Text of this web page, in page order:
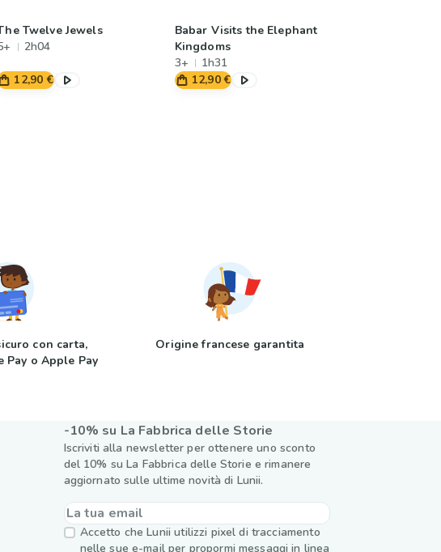
Twelve Jewels
2h04
12,90 €
Babar Visits the Elephant
Kingdoms
3+
1h31
12,90 €
con carta,
Pay o Apple Pay
Origine francese garantita
-10% su La Fabbrica delle Storie
Iscriviti alla newsletter per ottenere uno sconto
del 10% su La Fabbrica delle Storie e rimanere
aggiornato sulle ultime novità di Lunii.
Accetto che Lunii utilizzi pixel di tracciamento
nelle sue e-mail per propormi messaggi in linea